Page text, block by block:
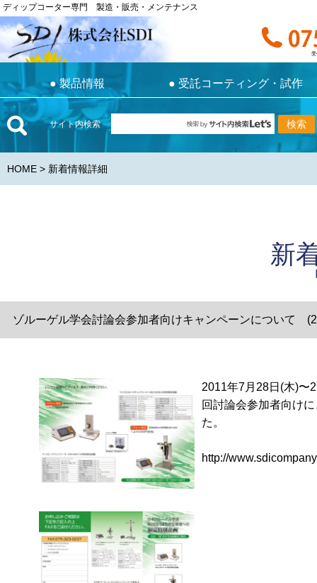
ディップコーター専門 製造・販売・メンテナンス
受
●製品情報 ● 受託コーティング・試作
ディップコーター専門 製造・販売・メンテナンス
受付時間
●製品情報 受託コーティング・試作
サイト内検索
HOME> 新着情報詳細
新
ゾルーゲル学会討論会参加者向けキャンペーンについて
2011年7月28日(木)〜
回討論会参加者向け
た。
http://